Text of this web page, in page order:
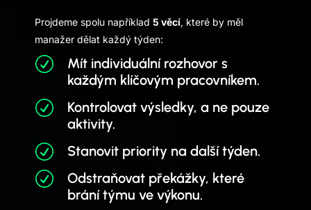
Projdeme spolu například 5 věcí, které by měl
manažer dělat každý týden:
R
Mít individuální rozhovor s
každým klíčovým pracovníkem.
R
Kontrolovat výsledky, a ne pouze
aktivity.
R Stanovit priority na další týden.
R
Odstraňovat překážky, které
brání týmu ve výkonu.